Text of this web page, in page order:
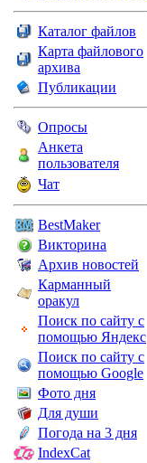
Каталог файлов
Карта файлового
архива
Публикации
Опросы
Анкета
пользователя
Чат
BestMaker
Викторина
Архив новостей
Карманный
оракул
Поиск по сайту с
помощью Яндекс
Поиск по сайту с
помощью Google
Фото дня
Для души
Погода на 3 дня
IndexCat